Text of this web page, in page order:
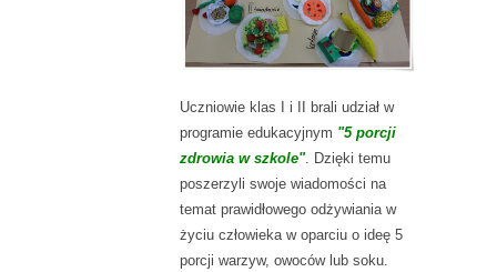
Uczniowie klas I i II brali udział w
programie edukacyjnym "5 porcji
zdrowia w szkole". Dzięki temu
poszerzyli swoje wiadomości na
temat prawidłowego odżywiania w
życiu człowieka w oparciu o ideę 5
porcji warzyw, owoców lub soku.